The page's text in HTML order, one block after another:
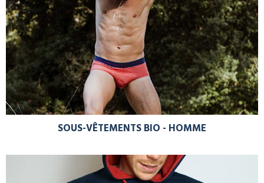
SOUS-VÊTEMENTS BIO - HOMME